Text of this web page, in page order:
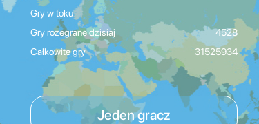
Gry w toku
Gry rozegrane dzisiaj
4528
Całkowite gry
31525934
Jeden gracz